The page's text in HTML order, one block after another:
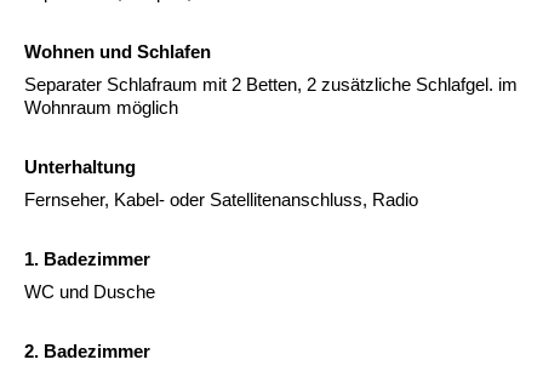
Wohnen und Schlafen
Separater Schlafraum mit 2 Betten, 2 zusätzliche Schlafgel. im
Wohnraum möglich
Unterhaltung
Fernseher, Kabel- oder Satellitenanschluss, Radio
1. Badezimmer
WC und Dusche
2. Badezimmer